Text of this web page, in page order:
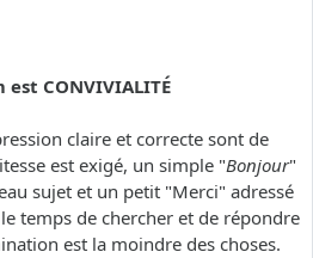
CONVIVIALITÉ
claire et correcte sont de
est exigé, un simple "Bonjour"
sujet et un petit "Merci" adressé
temps de chercher et de répondre
est la moindre des choses.